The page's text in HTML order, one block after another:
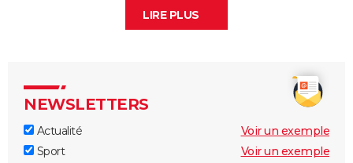
LIRE PLUS
NEWSLETTERS
Actualité
Voir un exemple
Sport
Voir un exemple